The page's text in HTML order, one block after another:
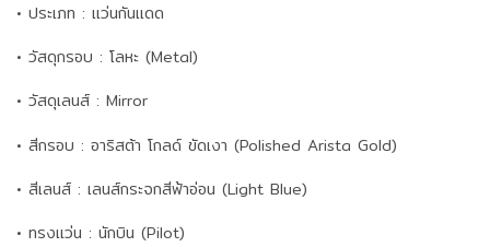
• ประเภท : แว่นกันแดด
• วัสดุกรอบ : โลหะ (Metal)
• วัสดุเลนส์ : Mirror
• สีกรอบ : อาริสต้า โกลด์ ขัดเงา (Polished Arista Gold)
• สีเลนส์ : เลนส์กระจกสีฟ้าอ่อน (Light Blue)
• ทรงแว่น : นักบิน (Pilot)